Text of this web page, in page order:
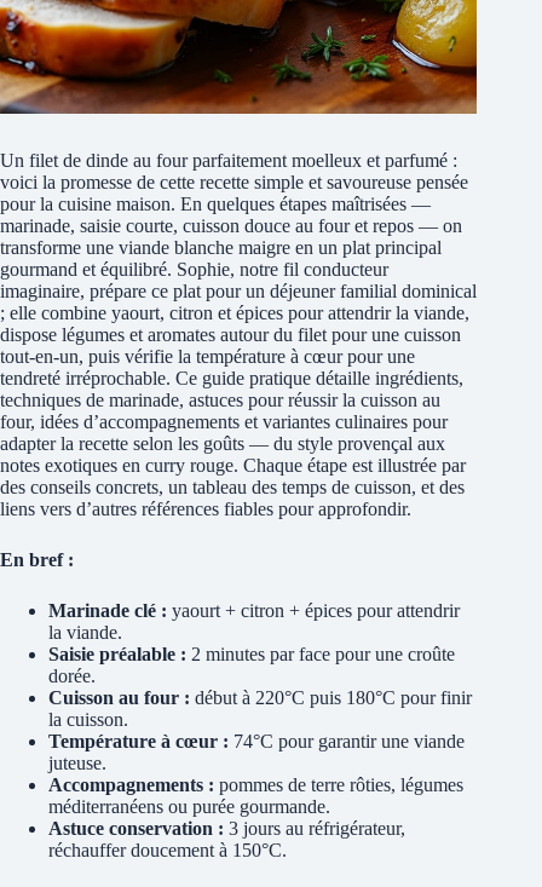
Un filet de dinde au four parfaitement moelleux et parfumé :
voici la promesse de cette recette simple et savoureuse pensée
pour la cuisine maison. En quelques étapes maîtrisées —
marinade, saisie courte, cuisson douce au four et repos — on
transforme une viande blanche maigre en un plat principal
gourmand et équilibré. Sophie, notre fil conducteur
imaginaire, prépare ce plat pour un déjeuner familial dominical
; elle combine yaourt, citron et épices pour attendrir la viande,
dispose légumes et aromates autour du filet pour une cuisson
tout-en-un, puis vérifie la température à cœur pour une
tendreté irréprochable. Ce guide pratique détaille ingrédients,
techniques de marinade, astuces pour réussir la cuisson au
four, idées d’accompagnements et variantes culinaires pour
adapter la recette selon les goûts — du style provençal aux
notes exotiques en curry rouge. Chaque étape est illustrée par
des conseils concrets, un tableau des temps de cuisson, et des
liens vers d’autres références fiables pour approfondir.
En bref :
Marinade clé : yaourt + citron + épices pour attendrir
la viande.
Saisie préalable : 2 minutes par face pour une croûte
dorée.
Cuisson au four : début à 220°C puis 180°C pour finir
la cuisson.
Température à cœur : 74°C pour garantir une viande
juteuse.
Accompagnements : pommes de terre rôties, légumes
méditerranéens ou purée gourmande.
Astuce conservation : 3 jours au réfrigérateur,
réchauffer doucement à 150°C.